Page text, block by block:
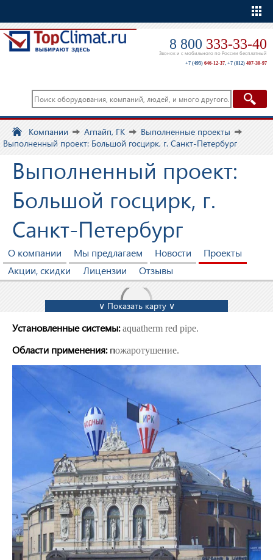
8 800 333-33-40
Звонок и с мобильного по России бесплатный
+7 (495) 646-12-37, +7 (812) 407-30-97
Компании Агпайп, ГК
Выполненные проекты
Выполненный проект: Большой госцирк, г. Санкт-Петербург
Выполненный проект:
Большой госцирк, г.
Санкт-Петербург
О компании Мы предлагаем Новости
Проекты
Акции, скидки
Лицензии Отзывы
∨ Показать карту ∨
Установленные системы:aquatherm red pipe.
Области применения:пожаротушение.